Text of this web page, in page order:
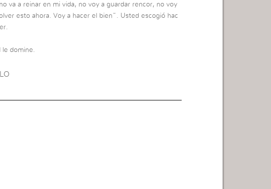
va a reinar en mi vida, no voy a guardar rencor, no voy
esto ahora. Voy a hacer el bien”. Usted escogió hac
le domine.